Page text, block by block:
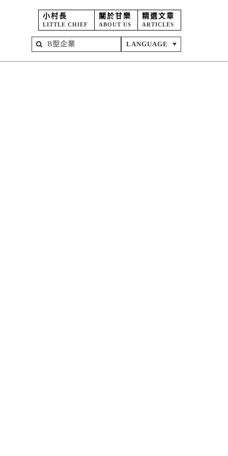
小村長
LITTLE CHIEF
關於甘樂
ABOUT US
精選文章
ARTICLES
LANGUAGE